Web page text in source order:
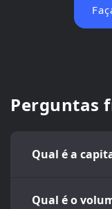
Perguntas
Qual é a
Qual é o